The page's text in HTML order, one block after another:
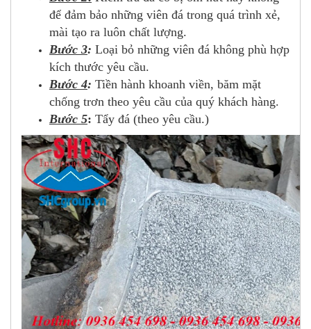
để đảm bảo những viên đá trong quá trình xẻ,
mài tạo ra luôn chất lượng.
Bước 3: Loại bỏ những viên đá không phù hợp
kích thước yêu cầu.
Bước 4: Tiền hành khoanh viền, băm mặt
chống trơn theo yêu cầu của quý khách hàng.
Bước 5: Tẩy đá (theo yêu cầu.)